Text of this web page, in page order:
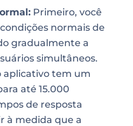
Primeiro, você
normais de
gradualmente a
simultâneos.
aplicativo tem um
até 15.000
de resposta
à medida que a